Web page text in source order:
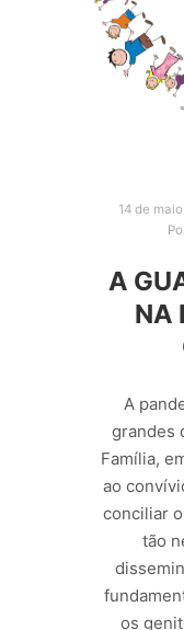
14 de
A
NA
A
grandes
Família,
ao
conciliar
tão
os